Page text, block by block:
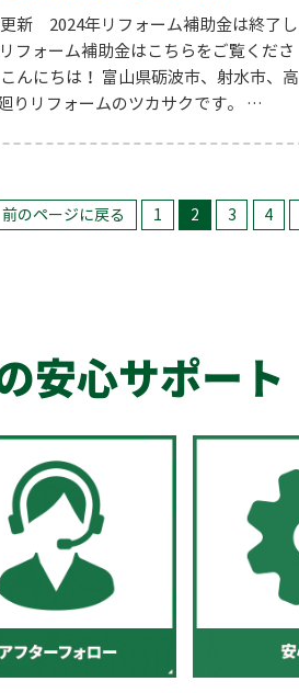
新 2024年リフォーム補助金は終了し
フォーム補助金はこちらをご覧くださ
んにちは！ 富山県砺波市、射水市、高
りリフォームのツカサクです。 …
前のページに戻る 1 2 3 4
安心サポート